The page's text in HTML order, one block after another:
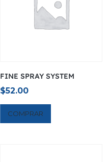
FINE SPRAY SYSTEM
$52.00
COMPRAR